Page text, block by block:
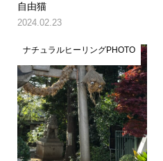
自由猫
2024.02.23
ナチュラルヒーリングPHOTO